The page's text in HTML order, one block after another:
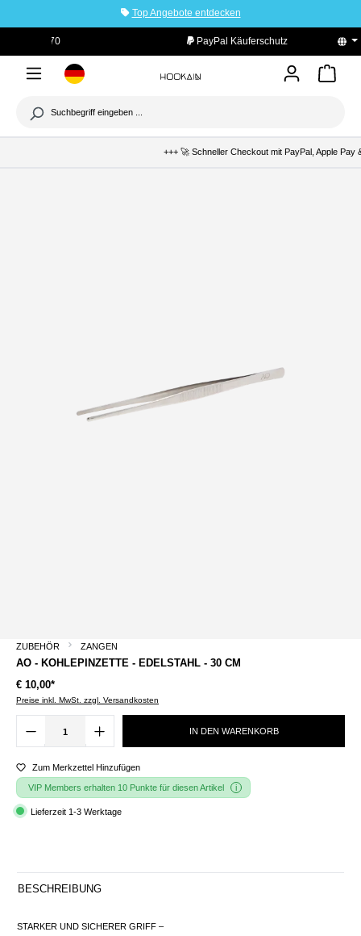
Top Angebote entdecken
+++ 🚀 Schneller Checkout mit PayPal, Apple
ZUBEHÖR ZANGEN
AO - KOHLEPINZETTE - EDELSTAHL - 30 CM
€ 10,00*
Preise inkl. MwSt. zzgl. Versandkosten
IN DEN WARENKORB
Zum Merkzettel Hinzufügen
VIP Members erhalten 10 Punkte für diesen Artikel
Lieferzeit 1-3 Werktage
BESCHREIBUNG
STARKER UND SICHERER GRIFF –